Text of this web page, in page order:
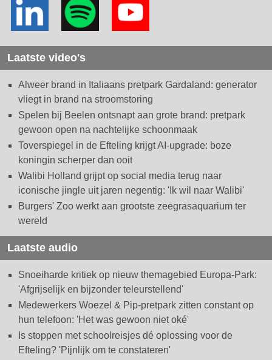
Laatste video's
Alweer brand in Italiaans pretpark Gardaland: generator
vliegt in brand na stroomstoring
Spelen bij Beelen ontsnapt aan grote brand: pretpark
gewoon open na nachtelijke schoonmaak
Toverspiegel in de Efteling krijgt AI-upgrade: boze
koningin scherper dan ooit
Walibi Holland grijpt op social media terug naar
iconische jingle uit jaren negentig: 'Ik wil naar Walibi'
Burgers' Zoo werkt aan grootste zeegrasaquarium ter
wereld
Laatste audio
Snoeiharde kritiek op nieuw themagebied Europa-Park:
'Afgrijselijk en bijzonder teleurstellend'
Medewerkers Woezel & Pip-pretpark zitten constant op
hun telefoon: 'Het was gewoon niet oké'
Is stoppen met schoolreisjes dé oplossing voor de
Efteling? 'Pijnlijk om te constateren'